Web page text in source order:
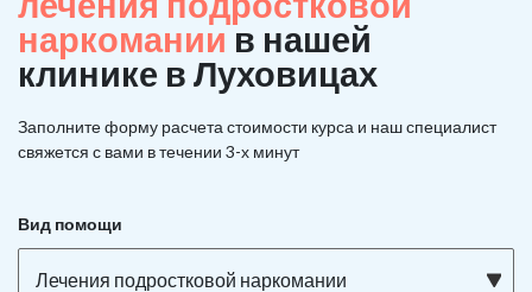
наркоманиив нашей
клинике в Луховицах
Заполните форму расчета стоимости курса и наш специалист
свяжется с вами в течении 3-х минут
Вид помощи
Лечения подростковой наркомании